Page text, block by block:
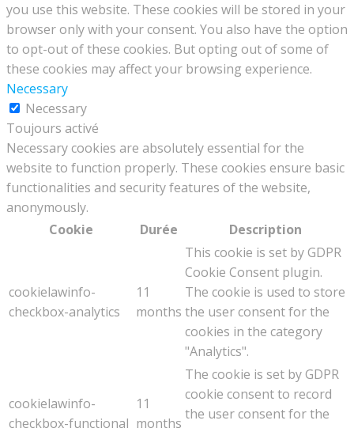
you use this website. These cookies will be stored in your
browser only with your consent. You also have the option
to opt-out of these cookies. But opting out of some of
these cookies may affect your browsing experience.
Necessary
Necessary
Toujours activé
Necessary cookies are absolutely essential for the
website to function properly. These cookies ensure basic
functionalities and security features of the website,
anonymously.
Cookie
Durée Description
cookielawinfo-
checkbox-analytics
11
months
This cookie is set by GDPR
Cookie Consent plugin.
The cookie is used to store
the user consent for the
cookies in the category
"Analytics".
cookielawinfo-
checkbox-functional
11
months
The cookie is set by GDPR
cookie consent to record
the user consent for the